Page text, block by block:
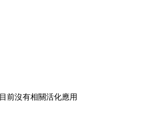
目前沒有相關活化應用